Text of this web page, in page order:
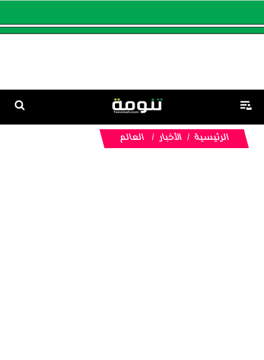
الرئيسية الأخبار العالم